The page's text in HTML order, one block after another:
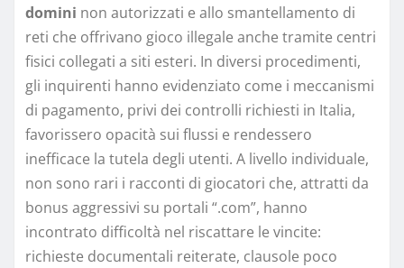
domini non autorizzati e allo smantellamento di
reti che offrivano gioco illegale anche tramite centri
fisici collegati a siti esteri. In diversi procedimenti,
gli inquirenti hanno evidenziato come i meccanismi
di pagamento, privi dei controlli richiesti in Italia,
favorissero opacità sui flussi e rendessero
inefficace la tutela degli utenti. A livello individuale,
non sono rari i racconti di giocatori che, attratti da
bonus aggressivi su portali “.com”, hanno
incontrato difficoltà nel riscattare le vincite:
richieste documentali reiterate, clausole poco